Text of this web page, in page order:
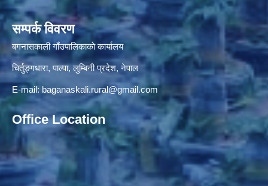
सम्पर्क विवरण
बगनासकाली गाँउपालिकाकाे कार्यालय
चिर्तुङ्गधारा, पाल्पा, लुम्बिनी प्रदेश, नेपाल
E-mail: baganaskali.rural@gmail.com
Office Location